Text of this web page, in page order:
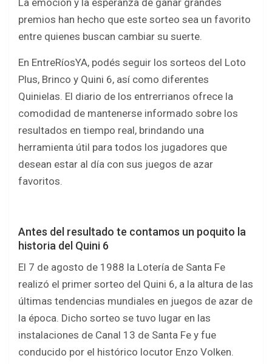
La emoción y la esperanza de ganar grandes
premios han hecho que este sorteo sea un favorito
entre quienes buscan cambiar su suerte.
En EntreRíosYA, podés seguir los sorteos del Loto
Plus, Brinco y Quini 6, así como diferentes
Quinielas. El diario de los entrerrianos ofrece la
comodidad de mantenerse informado sobre los
resultados en tiempo real, brindando una
herramienta útil para todos los jugadores que
desean estar al día con sus juegos de azar
favoritos.
Antes del resultado te contamos un poquito la
historia del Quini 6
El 7 de agosto de 1988 la Lotería de Santa Fe
realizó el primer sorteo del Quini 6, a la altura de las
últimas tendencias mundiales en juegos de azar de
la época. Dicho sorteo se tuvo lugar en las
instalaciones de Canal 13 de Santa Fe y fue
conducido por el histórico locutor Enzo Volken.